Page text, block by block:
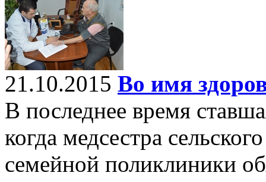
21.10.2015 Во имя
В последнее время
когда медсестра
семейной поликлиники